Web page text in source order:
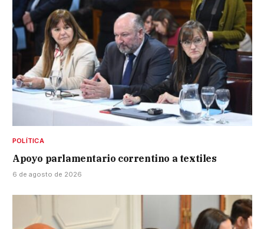
POLÍTICA
Apoyo parlamentario correntino a textiles
6 de agosto de 2026